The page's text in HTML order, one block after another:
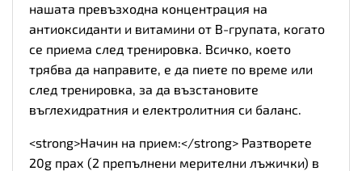
нашата превъзходна концентрация на
антиоксиданти и витамини от B-групата, когато
се приема след тренировка. Всичко, което
трябва да направите, е да пиете по време или
след тренировка, за да възстановите
въглехидратния и електролитния си баланс.
<strong>Начин на прием:</strong> Разтворете
20g прах (2 препълнени мерителни лъжички) в